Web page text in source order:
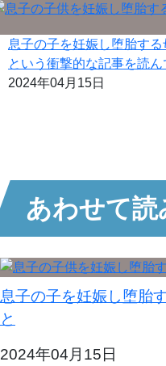
息子の子を妊娠し堕胎する
という衝撃的な記事を読ん
2024年04月15日
あわせて
息子の子を妊娠し堕胎
と
2024年04月15日